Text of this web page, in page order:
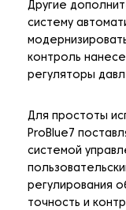
Другие
систему
контроль
регуляторы
Для простоты
ProBlue7
системой
регулирования
точность и